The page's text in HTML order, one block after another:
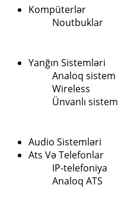
Kompüterlər
Noutbuklar
Yanğın Sistemləri
Analoq sistem
Wireless
Ünvanlı sistem
Audio Sistemləri
Ats Və Telefonlar
IP-telefoniya
Analoq ATS